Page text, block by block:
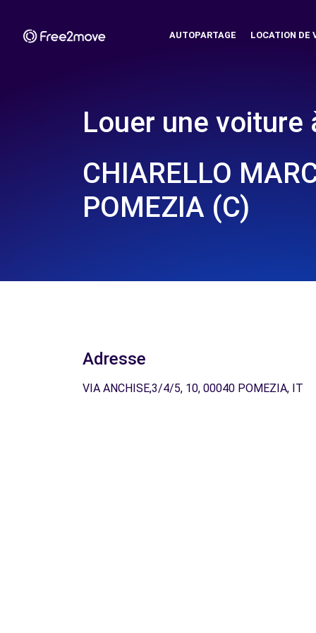
AUTOPARTAGE LOCATION DE
Louer une voiture
CHIARELLO
POMEZIA (C)
Adresse
VIA ANCHISE,3/4/5, 10, 00040 POMEZIA, IT